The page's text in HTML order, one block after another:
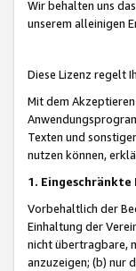
Wir behalten uns
unserem alleinigen
Diese Lizenz regelt
Mit dem
Texten und
nutzen können,
1.
Vorbehaltlich der
Einhaltung der
nicht übertragbare,
anzuzeigen; (b) nur